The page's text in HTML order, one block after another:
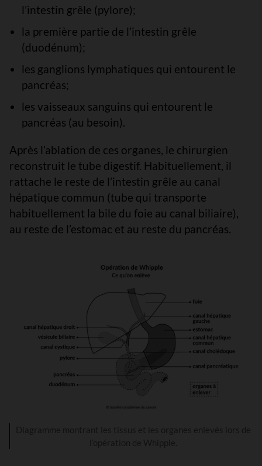
l’intestin grêle (pylore);
la première partie de l’intestin grêle
(duodénum);
les ganglions lymphatiques qui entourent le
pancréas;
les vaisseaux sanguins qui entourent le
pancréas (au besoin).
Après l’ablation de ces organes, le chirurgien
reconstruit le tube digestif. Habituellement, il
rattache le reste de l’intestin grêle au canal
hépatique commun (tube qui transporte
habituellement la bile du foie au canal biliaire),
au reste de l’estomac et au reste du pancréas.